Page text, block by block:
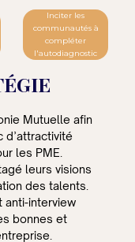
Inciter les
communautés à
compléter
l'autodiagnostic
Mutuelle afin
d’attractivité
les PME.
leurs visions
des talents.
anti-interview
bonnes et